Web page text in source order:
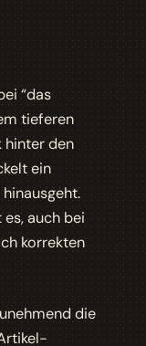
“das
tieferen
hinter den
ein
auch bei
korrekten
die